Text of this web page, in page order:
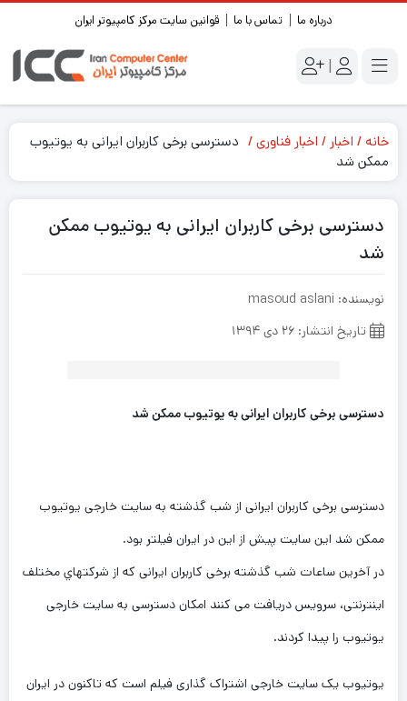
درباره ما تماس با ما قوانین سایت مرکز کامپیوتر ایران
|
خانه اخبار اخبار فناوری
دسترسی برخی كاربران ايرانی به يوتيوب
ممكن شد
دسترسی برخی كاربران ايرانی به يوتيوب ممكن
شد
نویسنده: masoud aslani
تاریخ انتشار: ۲۶ دی ۱۳۹۴
دسترسی برخی كاربران ايرانی به يوتيوب ممكن شد
دسترسی برخی كاربران ايرانی از شب گذشته به سايت خارجی يوتيوب
ممكن شد اين سايت پيش از اين در ايران فيلتر بود.
در آخرين ساعات شب گذشته برخی كاربران ايرانی كه از شركتهاي مختلف
اينترنتی، سرويس دريافت می كنند امكان دسترسی به سايت خارجی
يوتيوب را پيدا كردند.
يوتيوب يک سايت خارجی اشتراک گذاری فيلم است كه تاكنون در ايران